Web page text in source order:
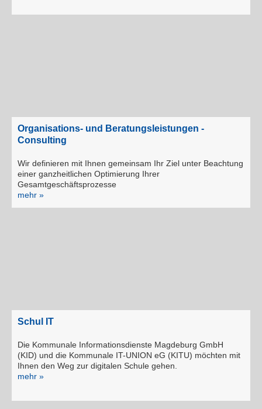
Organisations- und Beratungsleistungen -
Consulting
Wir definieren mit Ihnen gemeinsam Ihr Ziel unter Beachtung
einer ganzheitlichen Optimierung Ihrer
Gesamtgeschäftsprozesse
mehr »
Schul IT
Die Kommunale Informationsdienste Magdeburg GmbH
(KID) und die Kommunale IT-UNION eG (KITU) möchten mit
Ihnen den Weg zur digitalen Schule gehen.
mehr »